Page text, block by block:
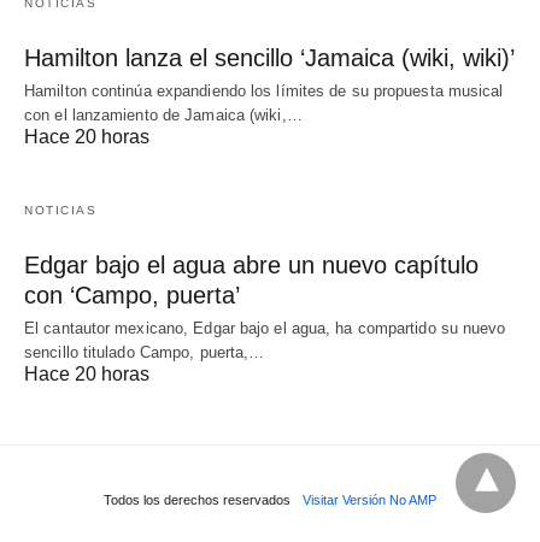
NOTICIAS
Hamilton lanza el sencillo ‘Jamaica (wiki, wiki)’
Hamilton continúa expandiendo los límites de su propuesta musical
con el lanzamiento de Jamaica (wiki,…
Hace 20 horas
NOTICIAS
Edgar bajo el agua abre un nuevo capítulo
con ‘Campo, puerta’
El cantautor mexicano, Edgar bajo el agua, ha compartido su nuevo
sencillo titulado Campo, puerta,…
Hace 20 horas
Todos los derechos reservados Visitar Versión No AMP